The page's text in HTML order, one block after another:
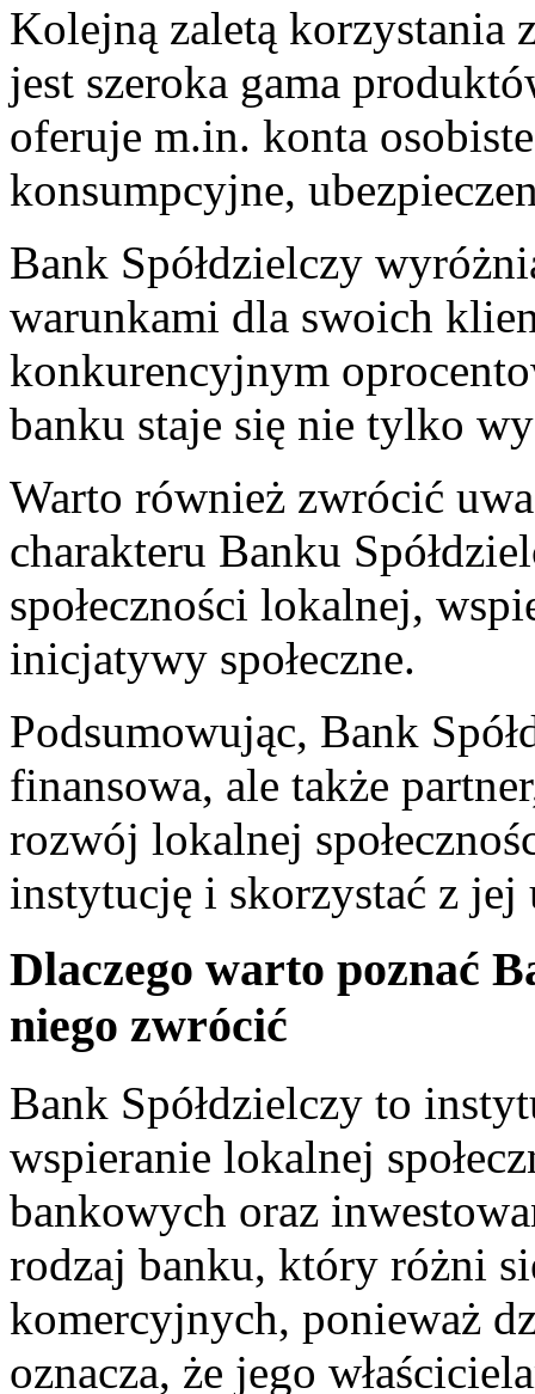
Kolejną zaletą korzystania
jest szeroka⁣ gama
oferuje m.in. konta
konsumpcyjne,
Bank Spółdzielczy
warunkami dla swoich
konkurencyjnym
banku staje się nie tylko
Warto również zwrócić
charakteru Banku
społeczności lokalnej,
inicjatywy społeczne.
Podsumowując, Bank
finansowa, ale ⁣także
rozwój lokalnej
instytucję i​ skorzystać z jej
Dlaczego⁤ warto poznać
niego⁤ zwrócić
Bank Spółdzielczy to
wspieranie lokalnej
bankowych oraz
rodzaj banku, który‍ różni
komercyjnych, ponieważ
oznacza, że jego